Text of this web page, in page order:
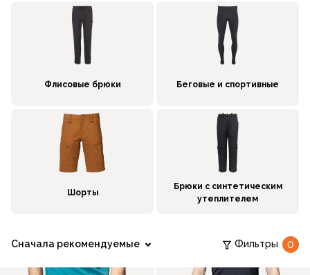
Флисовые брюки Беговые и спортивные
Шорты
Брюки с синтетическим
утеплителем
Сначала рекомендуемые Фильтры 0